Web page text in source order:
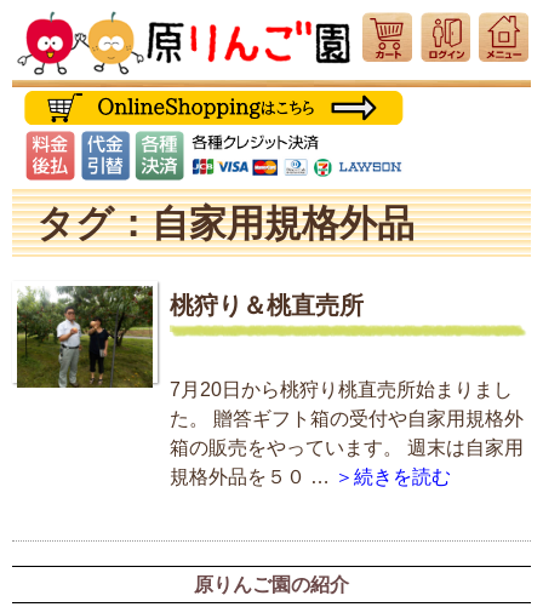
タグ：自家用規格外品
桃狩り＆桃直売所
7月20日から桃狩り桃直売所始まりまし
た。 贈答ギフト箱の受付や自家用規格外
箱の販売をやっています。 週末は自家用
規格外品を５０ … ＞続きを読む
原りんご園の紹介